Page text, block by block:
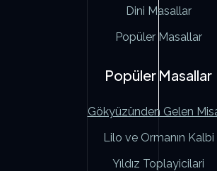
Dini Masallar
Popüler Masallar
Popüler Masallar
Gökyüzünden Gelen
Lilo ve Ormanın Kalbi
Yıldız Toplayicilari